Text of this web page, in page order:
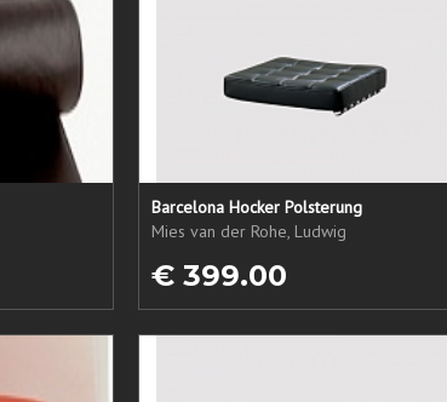
Barcelona Hocker Polsterung
Mies van der Rohe, Ludwig
€ 399.00